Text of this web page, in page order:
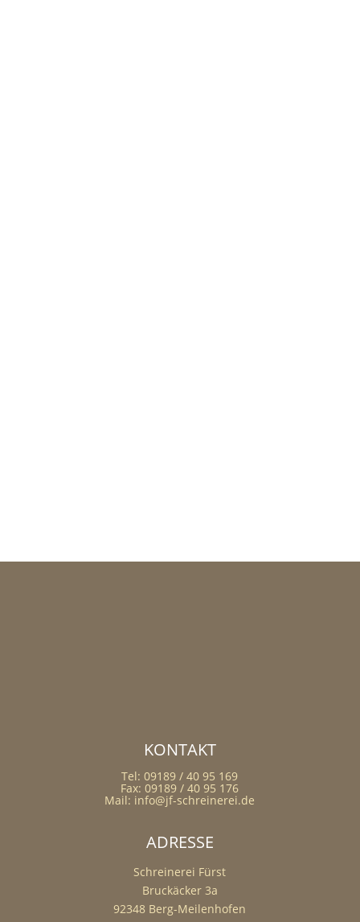
KONTAKT
Tel: 09189 / 40 95 169
Fax: 09189 / 40 95 176
Mail: info@jf-schreinerei.de
ADRESSE
Schreinerei Fürst
Bruckäcker 3a
92348 Berg-Meilenhofen